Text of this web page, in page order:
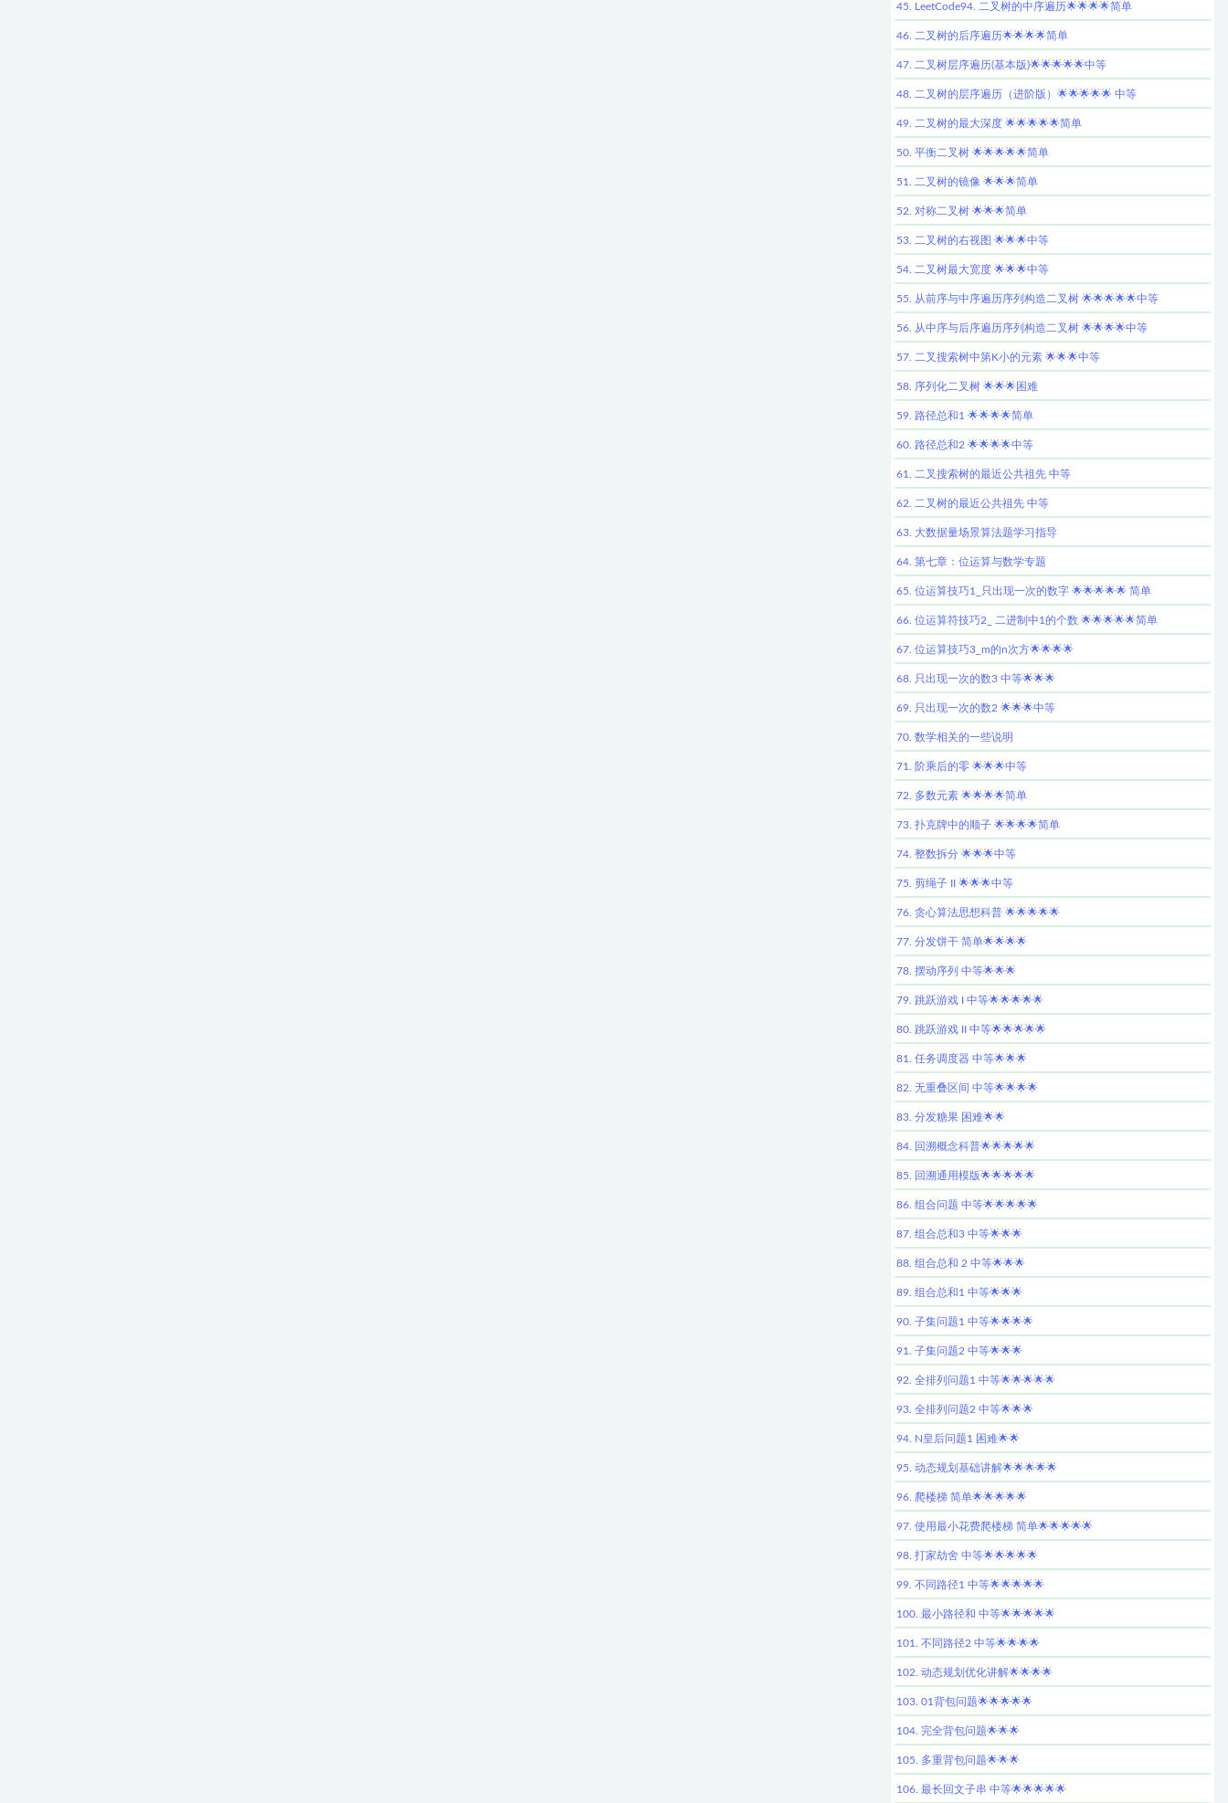
45. LeetCode94. 二叉树的中序遍历🌟🌟🌟🌟简单
46. 二叉树的后序遍历🌟🌟🌟🌟简单
47. 二叉树层序遍历(基本版)🌟🌟🌟🌟🌟中等
48. 二叉树的层序遍历（进阶版）🌟🌟🌟🌟🌟 中等
49. 二叉树的最大深度 🌟🌟🌟🌟🌟简单
50. 平衡二叉树 🌟🌟🌟🌟🌟简单
51. 二叉树的镜像 🌟🌟🌟简单
52. 对称二叉树 🌟🌟🌟简单
53. 二叉树的右视图 🌟🌟🌟中等
54. 二叉树最大宽度 🌟🌟🌟中等
55. 从前序与中序遍历序列构造二叉树 🌟🌟🌟🌟🌟中等
56. 从中序与后序遍历序列构造二叉树 🌟🌟🌟🌟中等
57. 二叉搜索树中第K小的元素 🌟🌟🌟中等
58. 序列化二叉树 🌟🌟🌟困难
59. 路径总和1 🌟🌟🌟🌟简单
60. 路径总和2 🌟🌟🌟🌟中等
61. 二叉搜索树的最近公共祖先 中等
62. 二叉树的最近公共祖先 中等
63. 大数据量场景算法题学习指导
64. 第七章：位运算与数学专题
65. 位运算技巧1_只出现一次的数字 🌟🌟🌟🌟🌟 简单
66. 位运算符技巧2_ 二进制中1的个数 🌟🌟🌟🌟🌟简单
67. 位运算技巧3_m的n次方🌟🌟🌟🌟
68. 只出现一次的数3 中等🌟🌟🌟
69. 只出现一次的数2 🌟🌟🌟中等
70. 数学相关的一些说明
71. 阶乘后的零 🌟🌟🌟中等
72. 多数元素 🌟🌟🌟🌟简单
73. 扑克牌中的顺子 🌟🌟🌟🌟简单
74. 整数拆分 🌟🌟🌟中等
75. 剪绳子 II 🌟🌟🌟中等
76. 贪心算法思想科普 🌟🌟🌟🌟🌟
77. 分发饼干 简单🌟🌟🌟🌟
78. 摆动序列 中等🌟🌟🌟
79. 跳跃游戏 I 中等🌟🌟🌟🌟🌟
80. 跳跃游戏 II 中等🌟🌟🌟🌟🌟
81. 任务调度器 中等🌟🌟🌟
82. 无重叠区间 中等🌟🌟🌟🌟
83. 分发糖果 困难🌟🌟
84. 回溯概念科普🌟🌟🌟🌟🌟
85. 回溯通用模版🌟🌟🌟🌟🌟
86. 组合问题 中等🌟🌟🌟🌟🌟
87. 组合总和3 中等🌟🌟🌟
88. 组合总和 2 中等🌟🌟🌟
89. 组合总和1 中等🌟🌟🌟
90. 子集问题1 中等🌟🌟🌟🌟
91. 子集问题2 中等🌟🌟🌟
92. 全排列问题1 中等🌟🌟🌟🌟🌟
93. 全排列问题2 中等🌟🌟🌟
94. N皇后问题1 困难🌟🌟
95. 动态规划基础讲解🌟🌟🌟🌟🌟
96. 爬楼梯 简单🌟🌟🌟🌟🌟
97. 使用最小花费爬楼梯 简单🌟🌟🌟🌟🌟
98. 打家劫舍 中等🌟🌟🌟🌟🌟
99. 不同路径1 中等🌟🌟🌟🌟🌟
100. 最小路径和 中等🌟🌟🌟🌟🌟
101. 不同路径2 中等🌟🌟🌟🌟
102. 动态规划优化讲解🌟🌟🌟🌟
103. 01背包问题🌟🌟🌟🌟🌟
104. 完全背包问题🌟🌟🌟
105. 多重背包问题🌟🌟🌟
106. 最长回文子串 中等🌟🌟🌟🌟🌟